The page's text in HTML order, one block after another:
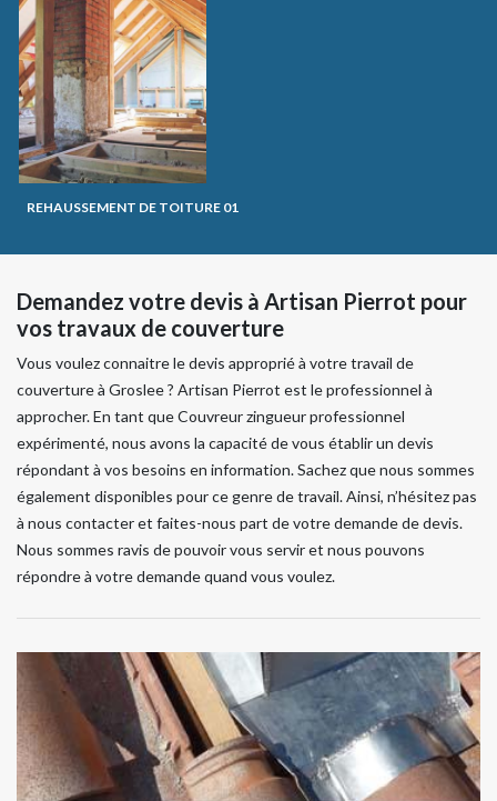
REHAUSSEMENT DE TOITURE 01
Demandez votre devis à Artisan Pierrot pour
vos travaux de couverture
Vous voulez connaitre le devis approprié à votre travail de
couverture à Groslee ? Artisan Pierrot est le professionnel à
approcher. En tant que Couvreur zingueur professionnel
expérimenté, nous avons la capacité de vous établir un devis
répondant à vos besoins en information. Sachez que nous sommes
également disponibles pour ce genre de travail. Ainsi, n’hésitez pas
à nous contacter et faites-nous part de votre demande de devis.
Nous sommes ravis de pouvoir vous servir et nous pouvons
répondre à votre demande quand vous voulez.